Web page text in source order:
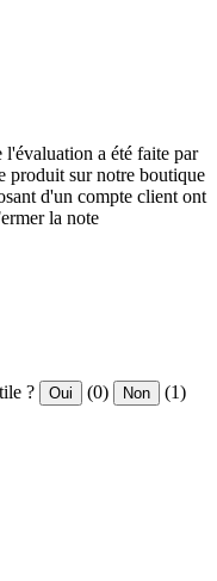
a été faite par
produit sur notre boutique
d'un compte client ont
la note
? Oui (0) Non (1)